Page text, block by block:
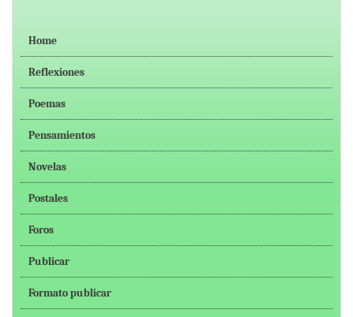
Home
Reflexiones
Poemas
Pensamientos
Novelas
Postales
Foros
Publicar
Formato publicar